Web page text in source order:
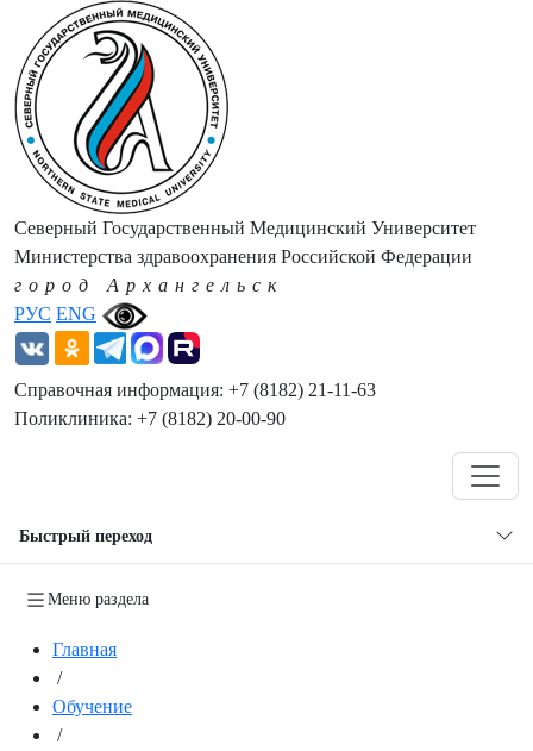
РУС ENG
Северный Государственный Медицинский Университет
Министерства здравоохранения Российской Федерации
город Архангельск
Справочная информация: +7 (8182) 21-11-63
Поликлиника: +7 (8182) 20-00-90
Быстрый переход
Меню раздела
Главная
/
Обучение
/